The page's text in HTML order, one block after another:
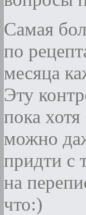
Самая
по
месяца
Эту
пока
можно
придти с
на
что:)